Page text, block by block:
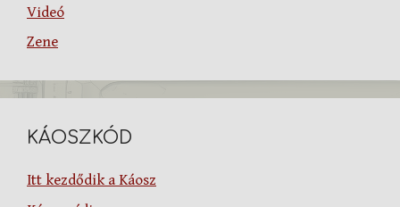
Videó
Zene
KÁOSZKÓD
Itt kezdődik a Káosz